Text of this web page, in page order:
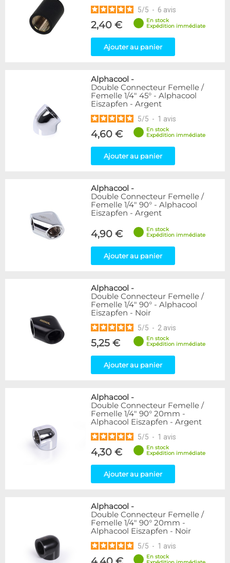
5/5 - 6 avis
2,40 €
En stock
Expédition immédiate
Ajouter au panier
Alphacool -
Double Connecteur Femelle /
Femelle 1/4" 45° - Alphacool
Eiszapfen - Argent
5/5 - 1 avis
4,60 €
En stock
Expédition immédiate
Ajouter au panier
Alphacool -
Double Connecteur Femelle /
Femelle 1/4" 90° - Alphacool
Eiszapfen - Argent
4,90 €
En stock
Expédition immédiate
Ajouter au panier
Alphacool -
Double Connecteur Femelle /
Femelle 1/4" 90° - Alphacool
Eiszapfen - Noir
5/5 - 2 avis
5,25 €
En stock
Expédition immédiate
Ajouter au panier
Alphacool -
Double Connecteur Femelle /
Femelle 1/4" 90° 20mm -
Alphacool Eiszapfen - Argent
5/5 - 1 avis
4,30 €
En stock
Expédition immédiate
Ajouter au panier
Alphacool -
Double Connecteur Femelle /
Femelle 1/4" 90° 20mm -
Alphacool Eiszapfen - Noir
5/5 - 1 avis
En stock